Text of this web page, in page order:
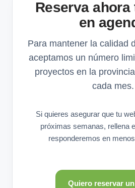
Reserva ahora
en
Para mantener la calidad
aceptamos un número
proyectos en la
cada mes.
Si quieres asegurar que tu
próximas semanas, rellena
responderemos en
Quiero reservar